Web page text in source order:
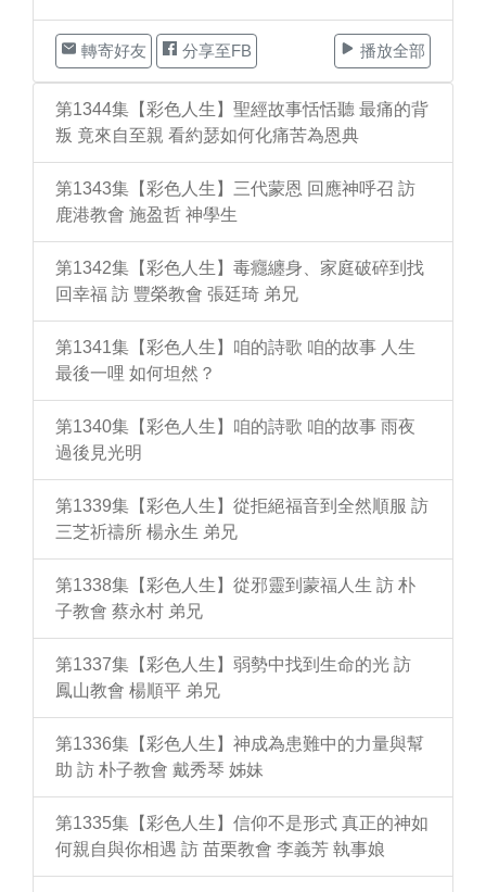
轉寄好友 分享至FB 播放全部
第1344集【彩色人生】聖經故事恬恬聽 最痛的背
叛 竟來自至親 看約瑟如何化痛苦為恩典
第1343集【彩色人生】三代蒙恩 回應神呼召 訪
鹿港教會 施盈哲 神學生
第1342集【彩色人生】毒癮纏身、家庭破碎到找
回幸福 訪 豐榮教會 張廷琦 弟兄
第1341集【彩色人生】咱的詩歌 咱的故事 人生
最後一哩 如何坦然？
第1340集【彩色人生】咱的詩歌 咱的故事 雨夜
過後見光明
第1339集【彩色人生】從拒絕福音到全然順服 訪
三芝祈禱所 楊永生 弟兄
第1338集【彩色人生】從邪靈到蒙福人生 訪 朴
子教會 蔡永村 弟兄
第1337集【彩色人生】弱勢中找到生命的光 訪
鳳山教會 楊順平 弟兄
第1336集【彩色人生】神成為患難中的力量與幫
助 訪 朴子教會 戴秀琴 姊妹
第1335集【彩色人生】信仰不是形式 真正的神如
何親自與你相遇 訪 苗栗教會 李義芳 執事娘